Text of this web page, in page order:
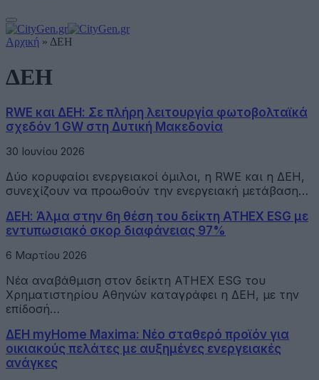
Αρχική » ΔΕΗ
ΔΕΗ
RWE και ΔΕΗ: Σε πλήρη λειτουργία φωτοβολταϊκά
σχεδόν 1 GW στη Δυτική Μακεδονία
30 Ιουνίου 2026
Δύο κορυφαίοι ενεργειακοί όμιλοι, η RWE και η ΔΕΗ,
συνεχίζουν να προωθούν την ενεργειακή μετάβαση…
ΔΕΗ: Άλμα στην 6η θέση του δείκτη ATHEX ESG με
εντυπωσιακό σκορ διαφάνειας 97%
6 Μαρτίου 2026
Νέα αναβάθμιση στον δείκτη ATHEX ESG του
Χρηματιστηρίου Αθηνών καταγράφει η ΔΕΗ, με την
επίδοσή…
ΔΕΗ myHome Maxima: Νέο σταθερό προϊόν για
οικιακούς πελάτες με αυξημένες ενεργειακές
ανάγκες